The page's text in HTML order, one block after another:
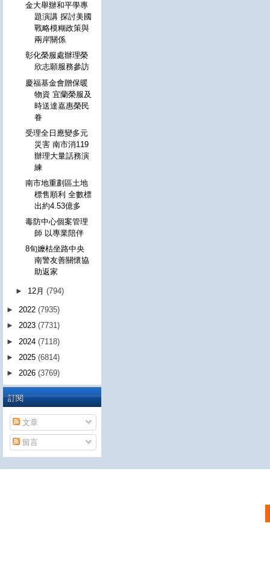
金大舉辦和平學專
題演講 探討美國
戰略模糊政策與
兩岸關係
彰化榮服處辦理榮
欣志願服務參訪
慶福基金會贈保暖
物資 宜蘭榮服及
時送達嘉惠榮民
眷
受理全日應變多元
災害 南市消119
辦理大量話務演
練
南市地重劃區土地
標售順利 全數標
出約4.53億多
毒防中心個案管理
師 以專業陪伴
8旬嬤枯坐路中央
南警友善關懷協
助返家
► 12月(794)
► 2022 (7935)
► 2023 (7731)
► 2024 (7118)
► 2025 (6814)
► 2026 (3769)
訂閱
文章
留言